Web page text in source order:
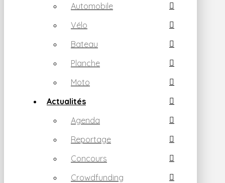
Automobile
Vélo
Bateau
Planche
Moto
Actualités
Agenda
Reportage
Concours
Crowdfunding